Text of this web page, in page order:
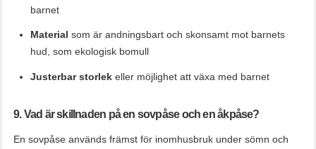
barnet
Material som är andningsbart och skonsamt mot barnets
hud, som ekologisk bomull
Justerbar storlek eller möjlighet att växa med barnet
9. Vad är skillnaden på en sovpåse och en åkpåse?
En sovpåse används främst för inomhusbruk under sömn och